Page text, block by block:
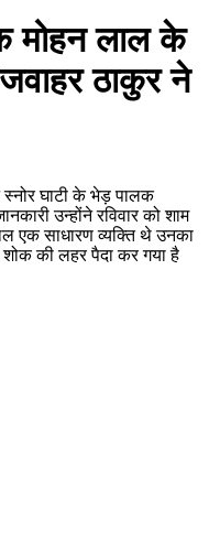
लाल के
ठाकुर ने
स्नोर घाटी के भेड़ पालक
उन्होंने रविवार को शाम
एक साधारण व्यक्ति थे उनका
की लहर पैदा कर गया है